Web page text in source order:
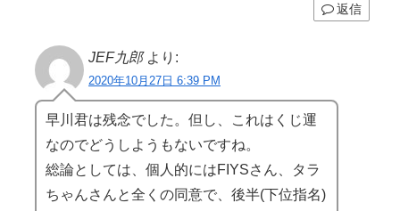
返信
JEF九郎 より:
2020年10月27日 6:39 PM
早川君は残念でした。但し、これはくじ運
なのでどうしようもないですね。
総論としては、個人的にはFIYSさん、タラ
ちゃんさんと全くの同意で、後半(下位指名)